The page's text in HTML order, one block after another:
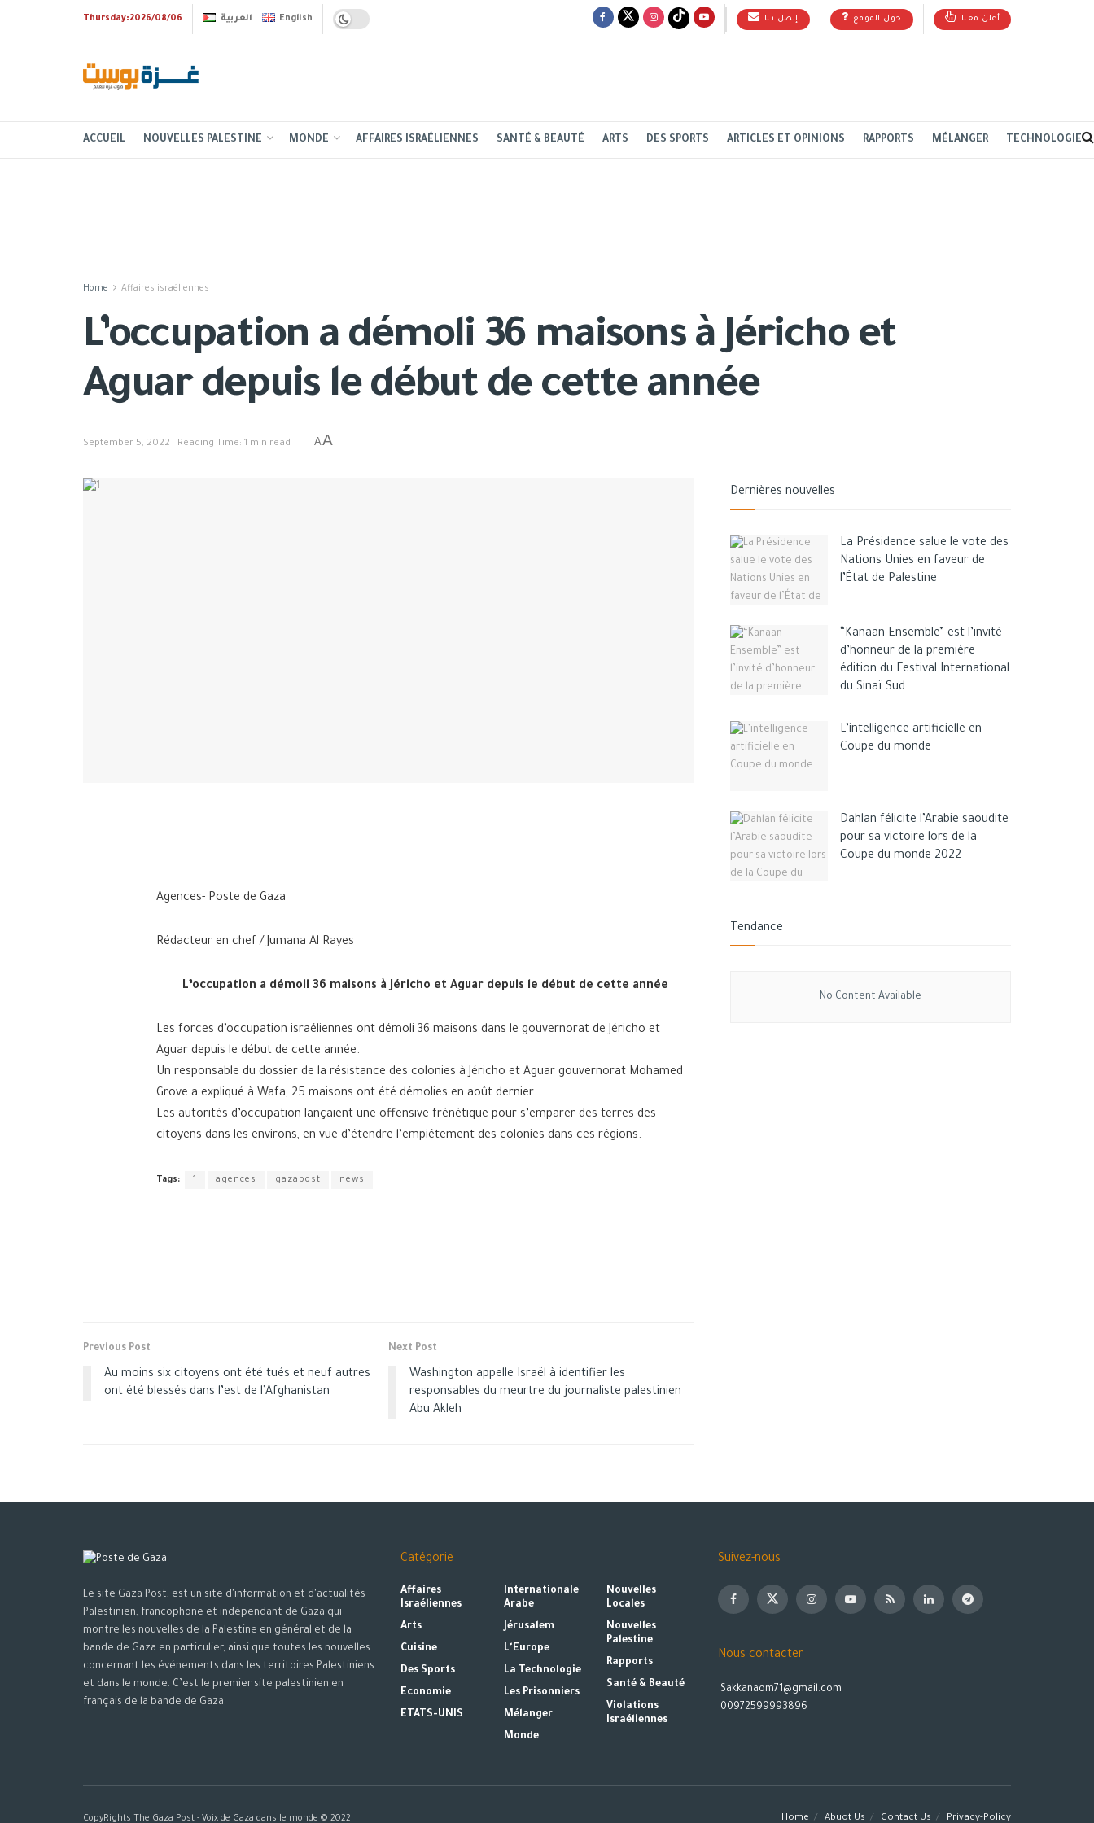
Thursday:2026/08/06 العربية English إتصل بنا حول الموقع أعلن معنا
ACCUEIL NOUVELLES PALESTINE MONDE AFFAIRES ISRAÉLIENNES SANTÉ & BEAUTÉ ARTS DES SPORTS ARTICLES ET OPINIONS RAPPORTS MÉLANGER TECHNOLOGIE
Home Affaires israéliennes
L’occupation a démoli 36 maisons à Jéricho et
Aguar depuis le début de cette année
September 5, 2022 Reading Time: 1 min read AA
Agences- Poste de Gaza
Rédacteur en chef / Jumana Al Rayes
L’occupation a démoli 36 maisons à Jéricho et Aguar depuis le début de cette année
Les forces d’occupation israéliennes ont démoli 36 maisons dans le gouvernorat de Jéricho et
Aguar depuis le début de cette année.
Un responsable du dossier de la résistance des colonies à Jéricho et Aguar gouvernorat Mohamed
Grove a expliqué à Wafa, 25 maisons ont été démolies en août dernier.
Les autorités d’occupation lançaient une offensive frénétique pour s’emparer des terres des
citoyens dans les environs, en vue d’étendre l’empiétement des colonies dans ces régions.
Tags: 1 agences gazapost news
Previous Post
Au moins six citoyens ont été tués et neuf autres
ont été blessés dans l’est de l’Afghanistan
Next Post
Washington appelle Israël à identifier les
responsables du meurtre du journaliste palestinien
Abu Akleh
Dernières nouvelles
La Présidence salue le vote des
Nations Unies en faveur de
l’État de Palestine
“Kanaan Ensemble” est l’invité
d’honneur de la première
édition du Festival International
du Sinaï Sud
L’intelligence artificielle en
Coupe du monde
Dahlan félicite l’Arabie saoudite
pour sa victoire lors de la
Coupe du monde 2022
Tendance
No Content Available
Le site Gaza Post, est un site d'information et d'actualités
Palestinien, francophone et indépendant de Gaza qui
montre les nouvelles de la Palestine en général et de la
bande de Gaza en particulier, ainsi que toutes les nouvelles
concernant les événements dans les territoires Palestiniens
et dans le monde. C’est le premier site palestinien en
français de la bande de Gaza.
Catégorie
Affaires
Israéliennes
Arts
Cuisine
Des Sports
Economie
ETATS-UNIS
Internationale
Arabe
Jérusalem
L'Europe
La Technologie
Les Prisonniers
Mélanger
Monde
Nouvelles
Locales
Nouvelles
Palestine
Rapports
Santé & Beauté
Violations
Israéliennes
Suivez-nous
Nous contacter
Sakkanaom71@gmail.com
00972599993896
Home Abuot Us Contact Us Privacy-Policy
CopyRights The Gaza Post - Voix de Gaza dans le monde © 2022